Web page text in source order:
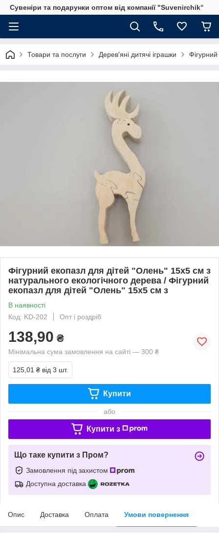
Сувеніри та подарунки оптом від компанії "Suvenirchik"
Товари та послуги Дерев'яні дитячі іграшки
Фігурний екопазл для дітей "Олень" 15х5 см з
натурального екологічного дерева / Фігурний
екопазл для дітей "Олень" 15х5 см з
В наявності
Код: KD-202
Опт і роздріб
138,90 ₴
Мінімальна сума замовлення на сайті — 300 ₴
125,01 ₴ від 3 шт.
Купити
або
Купити з
Що таке купити з Пром?
Замовлення під захистом
Доступна доставка
Опис Доставка Оплата Умови повернення